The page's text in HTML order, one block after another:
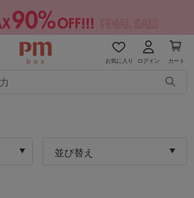
お気に入り ログイン カート
並び替え